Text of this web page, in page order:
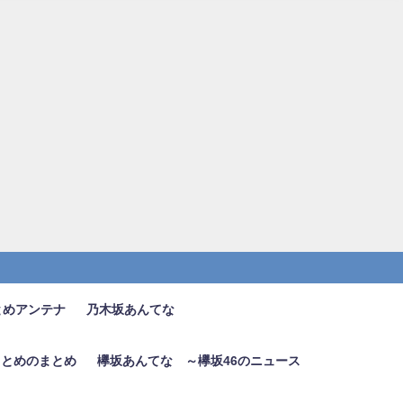
アンテナ 乃木坂あんてな
めのまとめ 欅坂あんてな ～欅坂46のニュース